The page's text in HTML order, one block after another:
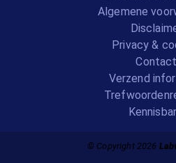
Algemene
Privacy &
Contact
Verzend
© Copyright 2026